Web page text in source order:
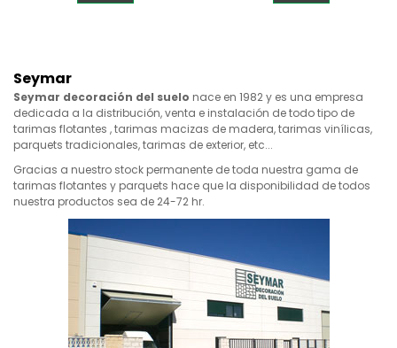
Seymar
Seymar decoración del suelo nace en 1982 y es una empresa
dedicada a la distribución, venta e instalación de todo tipo de
tarimas flotantes , tarimas macizas de madera, tarimas vinílicas,
parquets tradicionales, tarimas de exterior, etc...
Gracias a nuestro stock permanente de toda nuestra gama de
tarimas flotantes y parquets hace que la disponibilidad de todos
nuestra productos sea de 24-72 hr.